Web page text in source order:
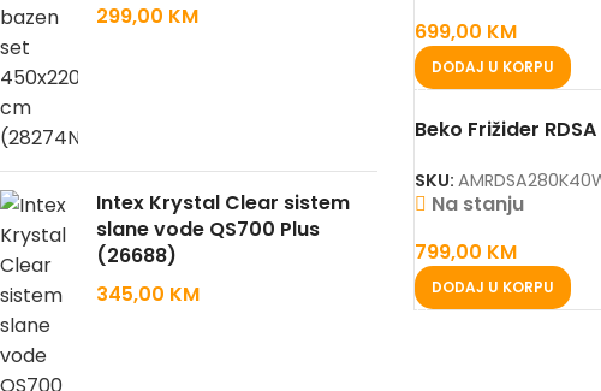
299,00 KM
Intex Krystal Clear sistem
slane vode QS700 Plus
(26688)
345,00 KM
699,00 KM
DODAJ U KORPU
Beko Frižider
SKU:
Na stanju
799,00 KM
DODAJ U KORPU